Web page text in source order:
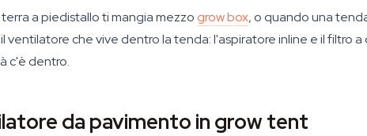
a piedistallo ti mangia mezzo grow box, o quando una
ventilatore che vive dentrola tenda: l'aspiratore inline e il filtro
c'è dentro.
da pavimento in grow tent